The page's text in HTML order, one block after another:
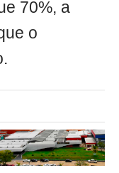
70%, a
o